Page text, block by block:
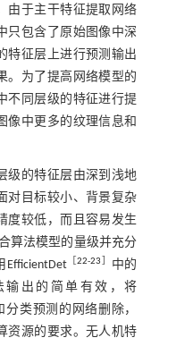
由于主干特征提取网络
只包含了原始图像中深
特征层上进行预测输出
。为了提高网络模型的
不同层级的特征进行提
像中更多的纹理信息和
级的特征层由深到浅地
对目标较小、背景复杂
度较低，而且容易发生
算法模型的量级并充分
［22-23
中的
输出的简单有效，将
分类预测的网络删除，
资源的要求。无人机特